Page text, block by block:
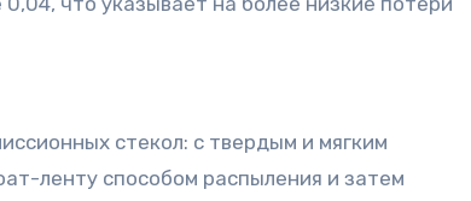
стекол: с твердым и мягким
ленту способом распыления и затем